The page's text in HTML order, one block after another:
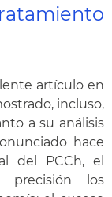
artículo en
incluso,
a su análisis
hace
del PCCh, el
precisión los